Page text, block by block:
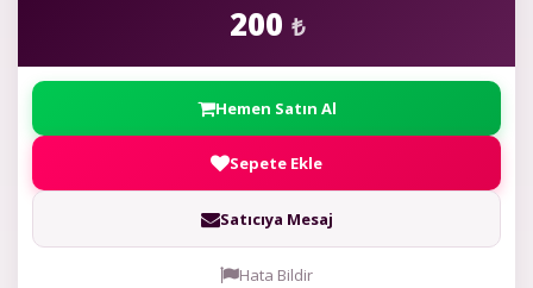
200 ₺
Hemen Satın Al
Sepete Ekle
Satıcıya Mesaj
Hata Bildir